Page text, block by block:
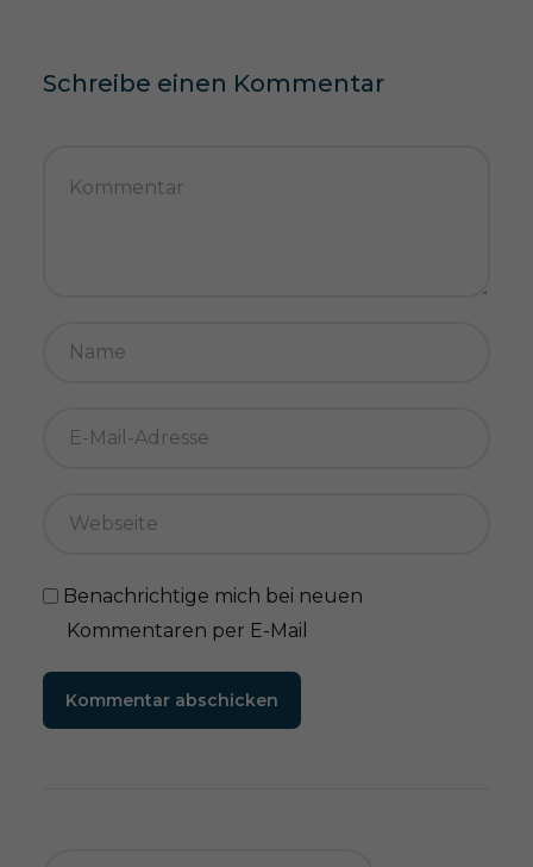
Schreibe einen Kommentar
Benachrichtige mich bei neuen
Kommentaren per E-Mail
Kommentar abschicken